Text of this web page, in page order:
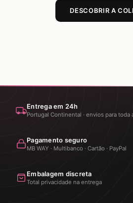
DESCOBRIR A
Entrega em 24h
Portugal Continental · envios para toda
Pagamento seguro
MB WAY · Multibanco · Cartão · PayPal
Embalagem discreta
Total privacidade na entrega